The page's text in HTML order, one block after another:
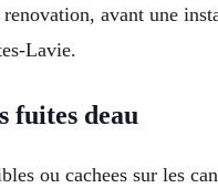
avant une
Lavie.
fuites deau
ou cachees sur les